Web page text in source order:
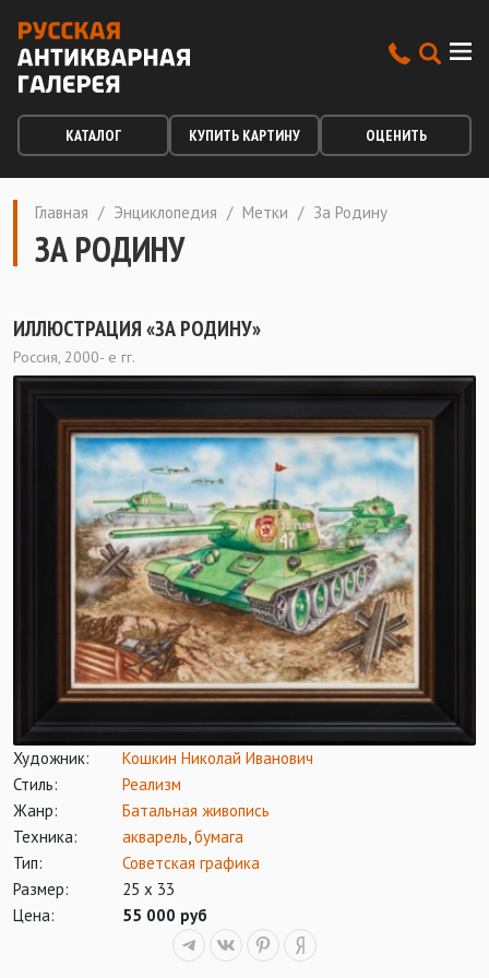
КАТАЛОГ КУПИТЬ КАРТИНУ ОЦЕНИТЬ
Главная / Энциклопедия / Метки / За Родину
ЗА РОДИНУ
ИЛЛЮСТРАЦИЯ «ЗА РОДИНУ»
Россия, 2000- е гг.
Художник:
Кошкин Николай Иванович
Стиль:
Реализм
Жанр:
Батальная живопись
Техника:
акварель,бумага
Тип:
Советская графика
Размер:
25 х 33
Цена:
55 000 руб